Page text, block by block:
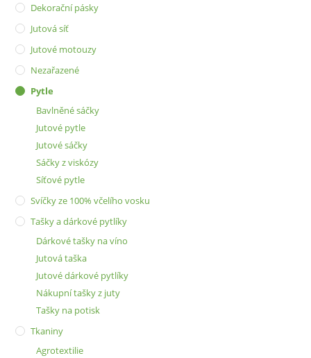
Dekorační pásky
Jutová síť
Jutové motouzy
Nezařazené
Pytle
Bavlněné sáčky
Jutové pytle
Jutové sáčky
Sáčky z viskózy
Síťové pytle
Svíčky ze 100% včelího vosku
Tašky a dárkové pytlíky
Dárkové tašky na víno
Jutová taška
Jutové dárkové pytlíky
Nákupní tašky z juty
Tašky na potisk
Tkaniny
Agrotextilie